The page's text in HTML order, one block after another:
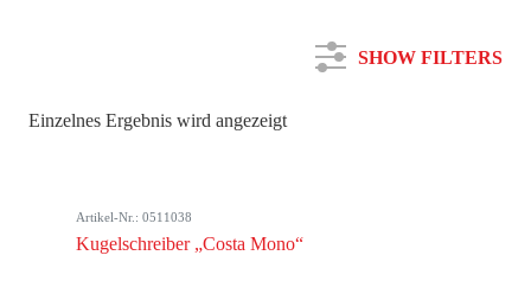
SHOW FILTERS
Farbe
Einzelnes Ergebnis wird angezeigt
Artikel-Nr.: 0511038
Kugelschreiber „Costa Mono“